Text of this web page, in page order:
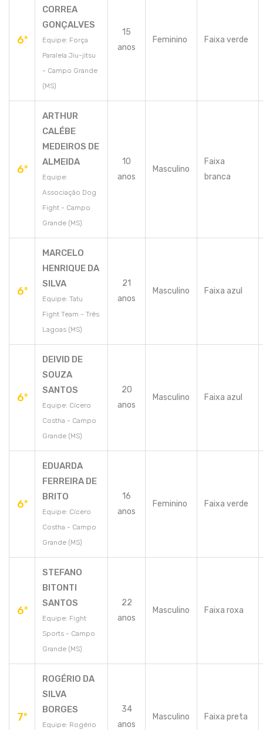
6º
CORREA
GONÇALVES
Equipe: Força
Paralela Jiu-jitsu
- Campo Grande
(MS)
15
anos
Feminino Faixa verde
6º
ARTHUR
CALÉBE
MEDEIROS DE
ALMEIDA
Equipe:
Associação Dog
Fight - Campo
Grande (MS)
10
anos
Masculino
Faixa
branca
6º
MARCELO
HENRIQUE DA
SILVA
Equipe: Tatu
Fight Team - Três
Lagoas (MS)
21
anos
Masculino Faixa azul
6º
DEIVID DE
SOUZA
SANTOS
Equipe: Cícero
Costha - Campo
Grande (MS)
20
anos
Masculino Faixa azul
6º
EDUARDA
FERREIRA DE
BRITO
Equipe: Cícero
Costha - Campo
Grande (MS)
16
anos
Feminino Faixa verde
6º
STEFANO
BITONTI
SANTOS
Equipe: Fight
Sports - Campo
Grande (MS)
22
anos
Masculino Faixa roxa
7º
ROGÉRIO DA
SILVA
BORGES
Equipe: Rogério
34
anos
Masculino Faixa preta